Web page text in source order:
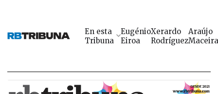
En esta
Tribuna
Eugénio
Eiroa
Xerardo
Rodríguez
Araújo
Maceira